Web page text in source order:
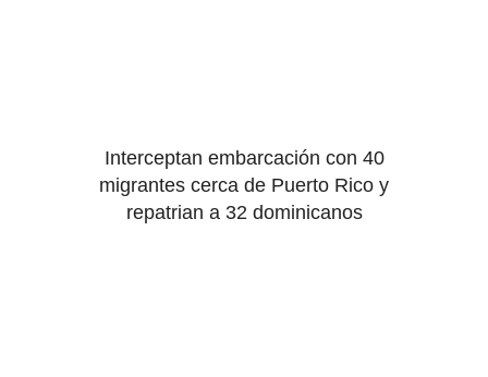
Interceptan embarcación con 40
migrantes cerca de Puerto Rico y
repatrian a 32 dominicanos